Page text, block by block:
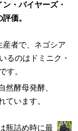
・バイヤーズ・
価。
産者で、ネゴシア
るのはドミニク・
す。
然酵母発酵、
ています。
瓶詰め時に最